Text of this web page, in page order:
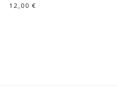
12,00€